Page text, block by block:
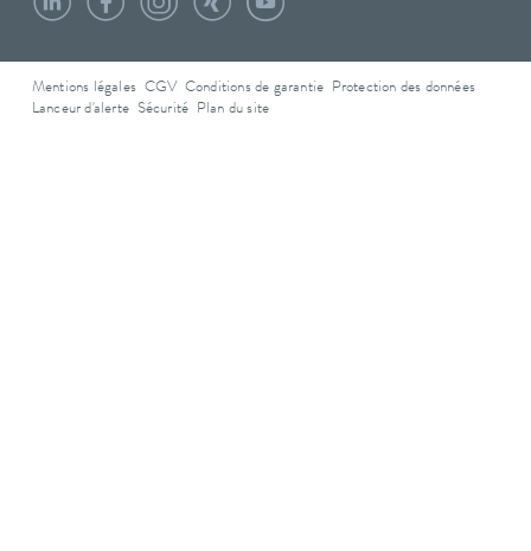
Mentions légales CGV Conditions de garantie
Protection des données
Lanceur d'alerte Sécurité Plan du site